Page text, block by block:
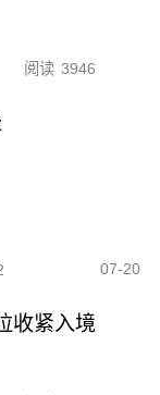
阅读 3946
07-20
收紧入境